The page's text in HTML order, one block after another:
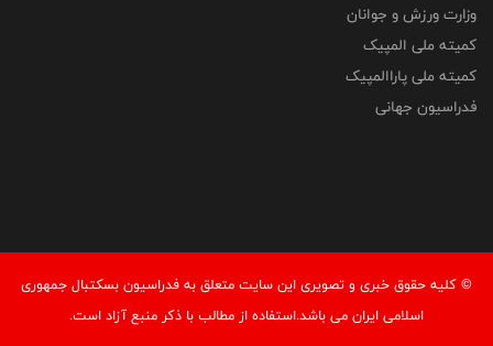
وزارت ورزش و جوانان
کمیته ملی المپیک
کمیته ملی پاراالمپیک
فدراسیون جهانی
© کليه حقوق خبری و تصويری اين سايت متعلق به فدراسیون بسکتبال جمهوری
اسلامی ایران می باشد.استفاده از مطالب با ذكر منبع آزاد است.